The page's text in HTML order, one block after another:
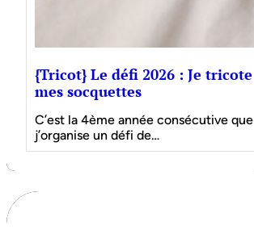
{Tricot} Le défi 2026 : Je tricote
mes socquettes
C’est la 4ème année consécutive que
j’organise un défi de…